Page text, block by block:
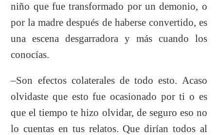
niño que fue transformado por un demonio, o
por la madre después de haberse convertido, es
una escena desgarradora y más cuando los
conocías.
–Son efectos colaterales de todo esto. Acaso
olvidaste que esto fue ocasionado por ti o es
que el tiempo te hizo olvidar, de seguro eso no
lo cuentas en tus relatos. Que dirían todos al